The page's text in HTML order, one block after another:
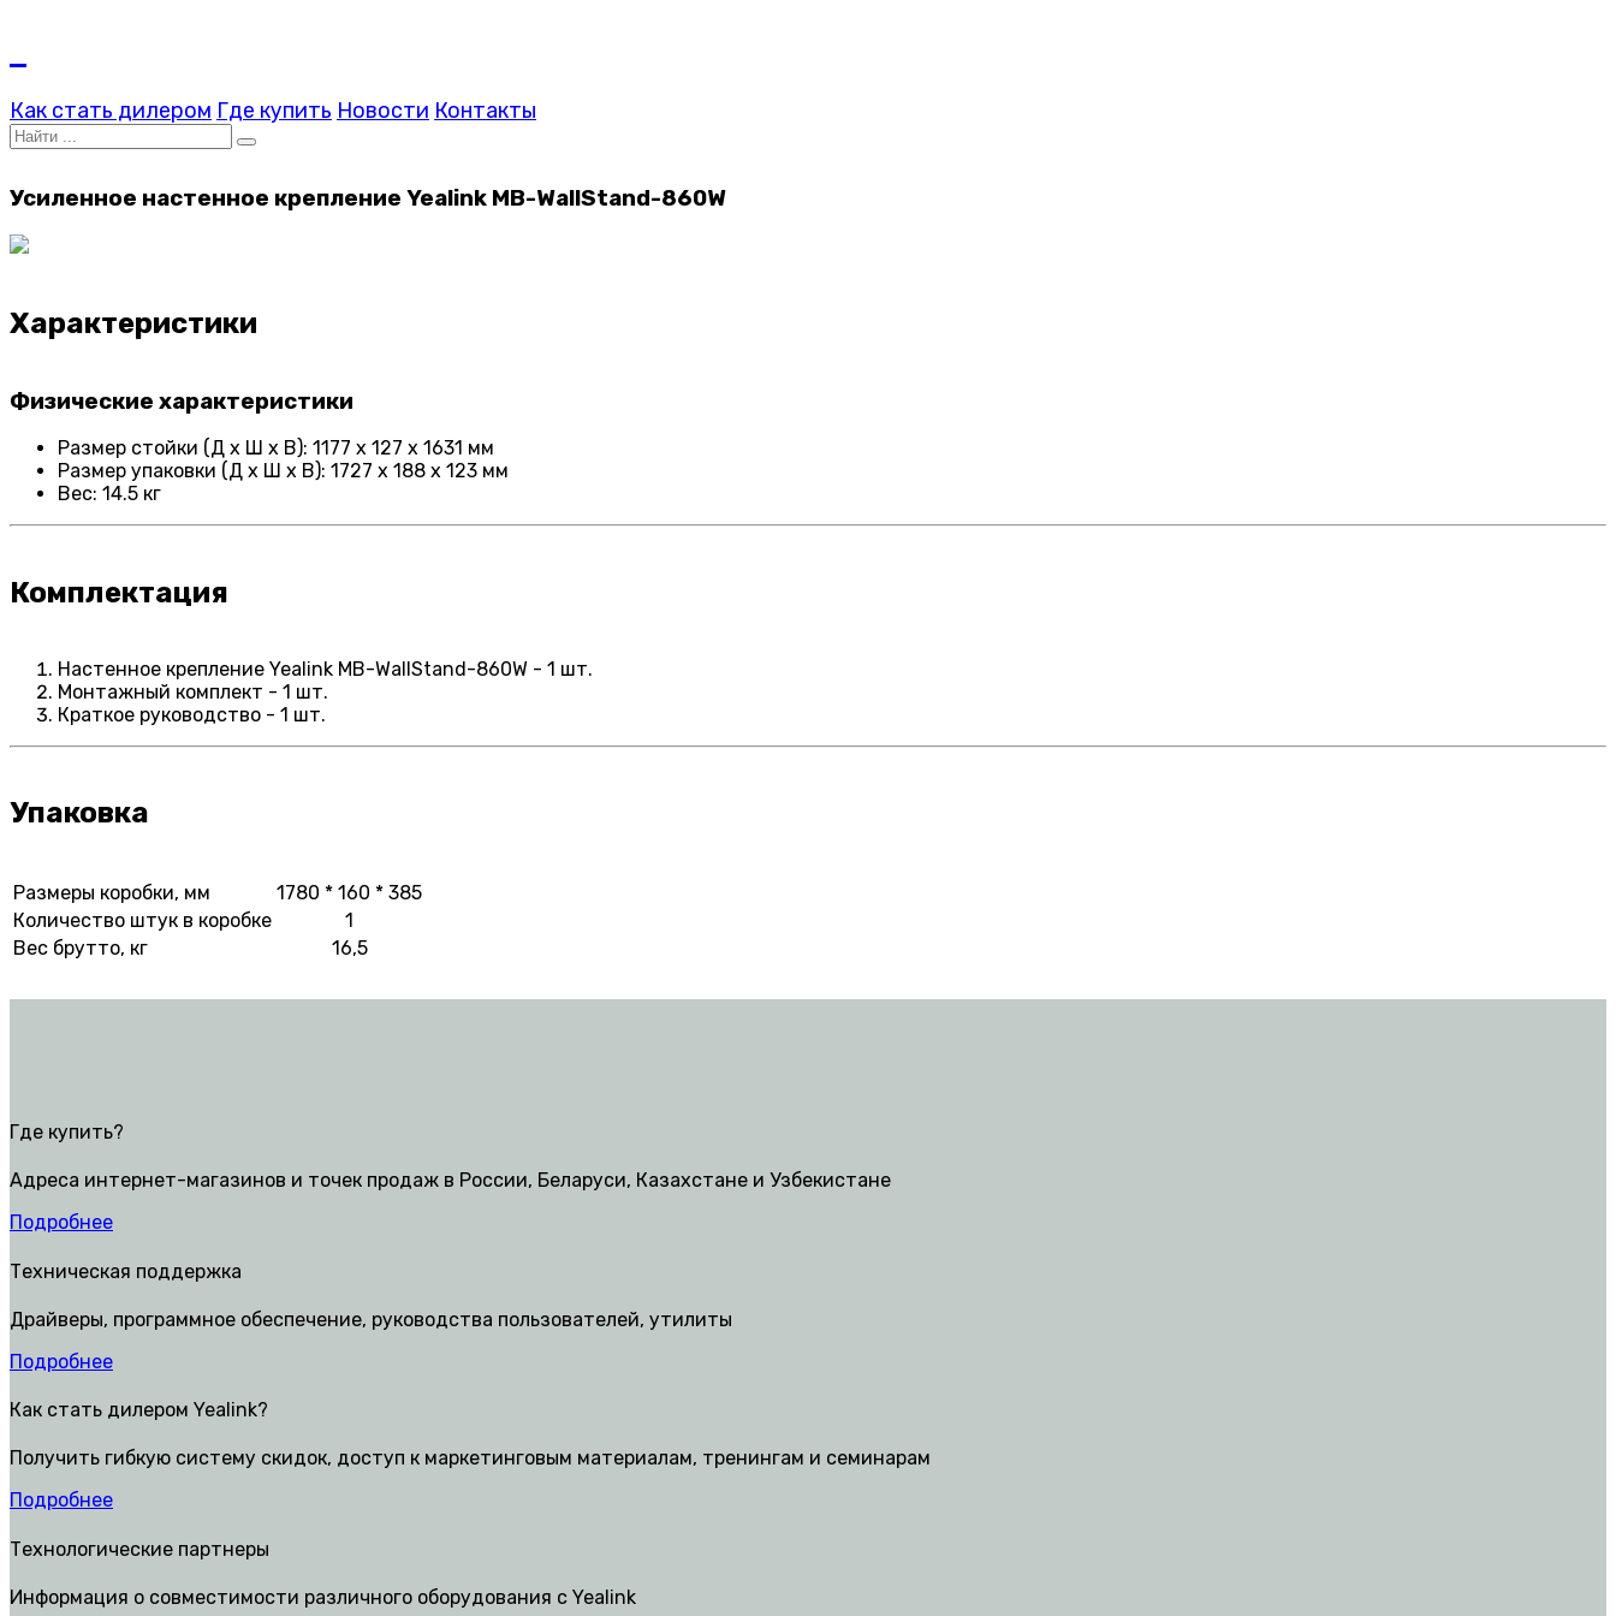
Как стать дилером Где купить Новости Контакты
Усиленное настенное крепление Yealink MB-WallStand-860W
Характеристики
Физические характеристики
Размер стойки (Д х Ш х В): 1177 х 127 х 1631 мм
Размер упаковки (Д х Ш х В): 1727 х 188 х 123 мм
Вес: 14.5 кг
Комплектация
Настенное крепление Yealink MB-WallStand-860W - 1 шт.
Монтажный комплект - 1 шт.
Краткое руководство - 1 шт.
Упаковка
Размеры коробки, мм
1780 * 160 * 385
Количество штук в коробке
1
Вес брутто, кг
16,5
Где купить?
Адреса интернет-магазинов и точек продаж в России, Беларуси, Казахстане и Узбекистане
Подробнее
Техническая поддержка
Драйверы, программное обеспечение, руководства пользователей, утилиты
Подробнее
Как стать дилером Yealink?
Получить гибкую систему скидок, доступ к маркетинговым материалам, тренингам и семинарам
Подробнее
Технологические партнеры
Информация о совместимости различного оборудования с Yealink